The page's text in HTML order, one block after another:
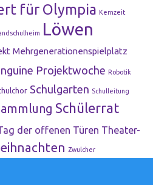
für Olympia Kernzeit
Löwen
Mehrgenerationenspielplatz
Projektwoche Robotik
Schulgarten Schulleitung
Schülerrat
der offenen Türen Theater-
Zwulcher